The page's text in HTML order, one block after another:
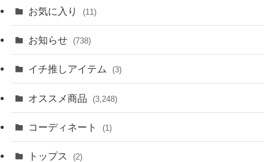
お気に入り (11)
お知らせ (738)
イチ推しアイテム (3)
オススメ商品 (3,248)
コーディネート (1)
トップス (2)